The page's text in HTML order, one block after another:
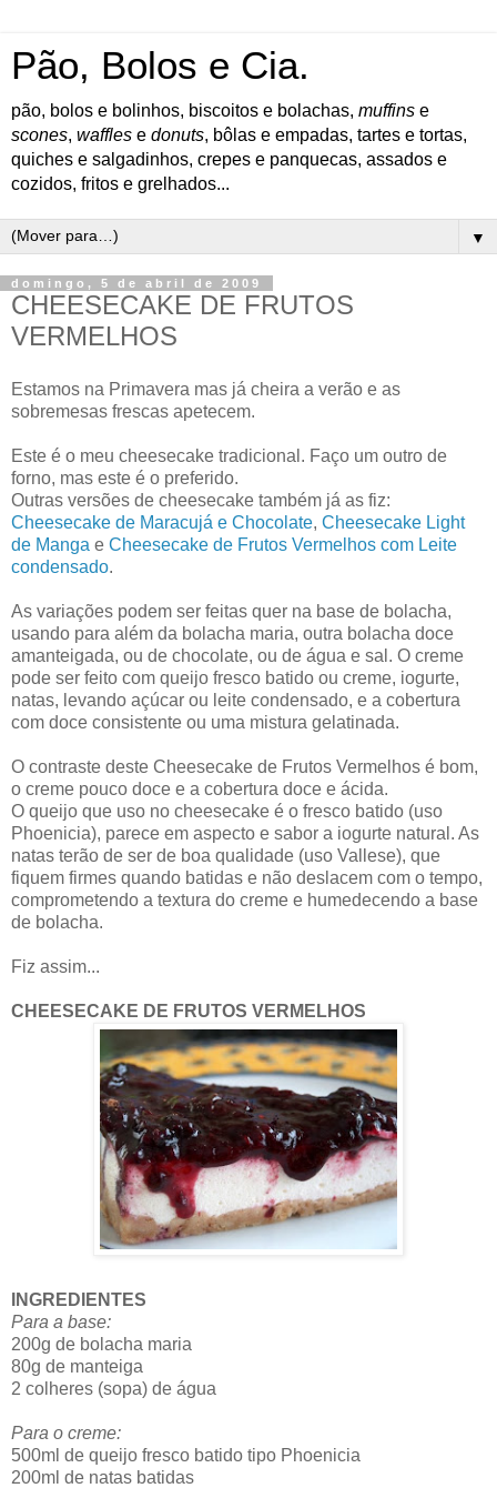
Pão, Bolos e Cia.
pão, bolos e bolinhos, biscoitos e bolachas, muffins e
scones, waffles e donuts, bôlas e empadas, tartes e tortas,
quiches e salgadinhos, crepes e panquecas, assados e
cozidos, fritos e grelhados...
▼
domingo, 5 de abril de 2009
CHEESECAKE DE FRUTOS
VERMELHOS
Estamos na Primavera mas já cheira a verão e as
sobremesas frescas apetecem.
Este é o meu cheesecake tradicional. Faço um outro de
forno, mas este é o preferido.
Outras versões de cheesecake também já as fiz:
Cheesecake de Maracujá e Chocolate, Cheesecake Light
de Manga e Cheesecake de Frutos Vermelhos com Leite
condensado.
As variações podem ser feitas quer na base de bolacha,
usando para além da bolacha maria, outra bolacha doce
amanteigada, ou de chocolate, ou de água e sal. O creme
pode ser feito com queijo fresco batido ou creme, iogurte,
natas, levando açúcar ou leite condensado, e a cobertura
com doce consistente ou uma mistura gelatinada.
O contraste deste Cheesecake de Frutos Vermelhos é bom,
o creme pouco doce e a cobertura doce e ácida.
O queijo que uso no cheesecake é o fresco batido (uso
Phoenicia), parece em aspecto e sabor a iogurte natural. As
natas terão de ser de boa qualidade (uso Vallese), que
fiquem firmes quando batidas e não deslacem com o tempo,
comprometendo a textura do creme e humedecendo a base
de bolacha.
Fiz assim...
CHEESECAKE DE FRUTOS VERMELHOS
INGREDIENTES
Para a base:
200g de bolacha maria
80g de manteiga
2 colheres (sopa) de água
Para o creme:
500ml de queijo fresco batido tipo Phoenicia
200ml de natas batidas